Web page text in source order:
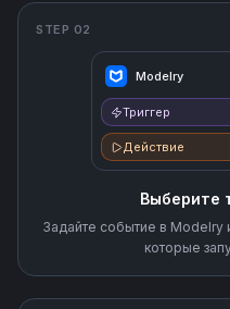
STEP 02
Modelry
Триггер
Действие
Выберите
Задайте событие в Modelry
которые